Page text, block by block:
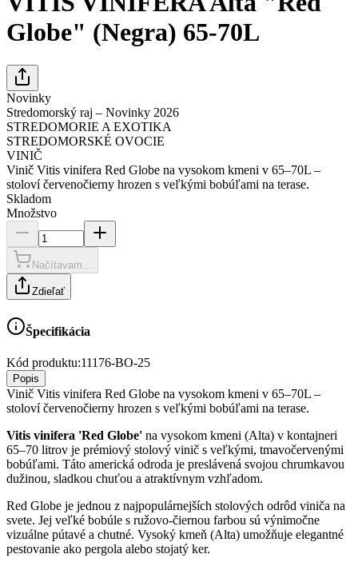
Globe" (Negra) 65-70L
Novinky
Stredomorský raj – Novinky 2026
STREDOMORIE A EXOTIKA
STREDOMORSKÉ OVOCIE
VINIČ
Vinič Vitis vinifera Red Globe na vysokom kmeni v 65–70L –
stoloví červenočierny hrozen s veľkými bobúľami na terase.
Skladom
Množstvo
Načítavam...
Zdieľať
Špecifikácia
Kód produktu:11176-BO-25
Popis
Vinič Vitis vinifera Red Globe na vysokom kmeni v 65–70L –
stoloví červenočierny hrozen s veľkými bobúľami na terase.
Vitis vinifera 'Red Globe' na vysokom kmeni (Alta) v kontajneri
65–70 litrov je prémiový stolový vinič s veľkými, tmavočervenými
bobúľami. Táto americká odroda je preslávená svojou chrumkavou
dužinou, sladkou chuťou a atraktívnym vzhľadom.
Red Globe je jednou z najpopulárnejších stolových odrôd viniča na
svete. Jej veľké bobúle s ružovo-čiernou farbou sú výnimočne
vizuálne pútavé a chutné. Vysoký kmeň (Alta) umožňuje elegantné
pestovanie ako pergola alebo stojatý ker.